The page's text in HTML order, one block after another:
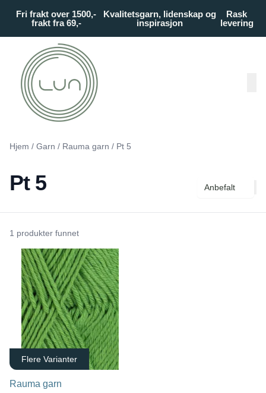
Fri frakt over 1500,-
frakt fra 69,-
Kvalitetsgarn, lidenskap og
inspirasjon
Rask
levering
Hjem / Garn / Rauma garn / Pt 5
Pt 5 Anbefalt
1 produkter funnet
Flere Varianter
Rauma garn